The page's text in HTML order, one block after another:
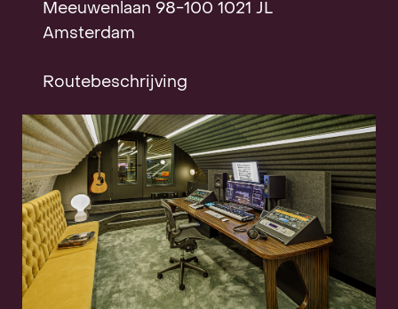
Meeuwenlaan 98-100 1021 JL
Amsterdam
Routebeschrijving